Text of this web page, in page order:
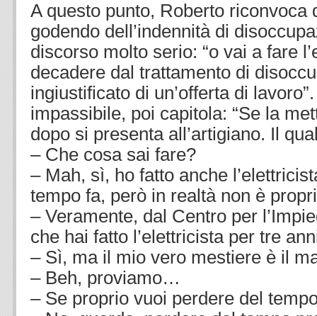
A questo punto, Roberto riconvoca
godendo dell’indennità di
discorso molto serio: “o vai a fare
decadere dal trattamento di
ingiustificato di un’offerta di
impassibile, poi capitola: “Se la
dopo si presenta all’artigiano. Il
– Che cosa sai fare?
– Mah, sì, ho fatto anche
tempo fa, però in realtà non è
– Veramente, dal Centro per
che hai fatto l’elettricista per tre
– Sì, ma il mio vero mestiere è il
– Beh, proviamo…
– Se proprio vuoi perdere del